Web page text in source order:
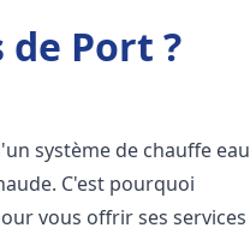
Port ?
système de chauffe eau
C'est pourquoi
vous offrir ses services